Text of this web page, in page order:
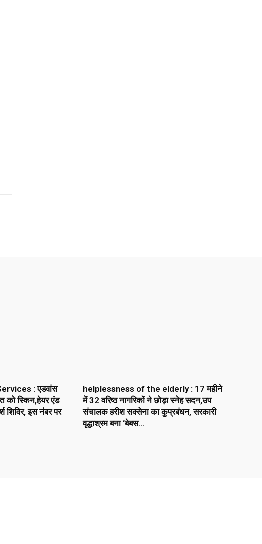
: एडवांस
को स्किन,हेयर एंड
शिविर, इस नंबर पर
helplessness of the elderly : 17 महीने
में 32 वरिष्ठ नागरिकों ने छोड़ा स्नेह सदन,उप
संचालक हरीश सक्सेना का कुप्रबंधन, सरकारी
वृद्धाश्रम बना ‘बेबस...